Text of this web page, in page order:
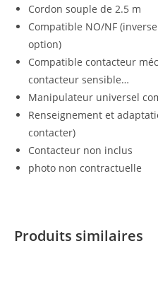
Cordon souple de 2.5 m
Compatible NO/NF
option)
Compatible contacteur
contacteur sensible…
Manipulateur universel
Renseignement et
contacter)
Contacteur non inclus
photo non contractuelle
Produits similaires